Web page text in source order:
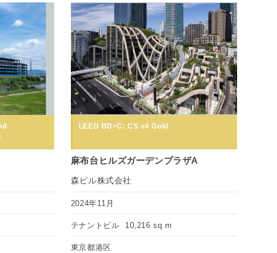
LEED BD+C: CS v4 Gold
麻布台ヒルズガーデンプラザA
森ビル株式会社
2024年11月
テナントビル 10,216 sq m
東京都港区